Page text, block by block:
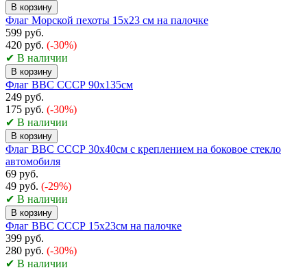
В корзину
Флаг Морской пехоты 15x23 см на палочке
599 руб.
420 руб. (-30%)
✔ В наличии
В корзину
Флаг ВВС СССР 90х135см
249 руб.
175 руб. (-30%)
✔ В наличии
В корзину
Флаг ВВС СССР 30х40см с креплением на боковое стекло
автомобиля
69 руб.
49 руб. (-29%)
✔ В наличии
В корзину
Флаг ВВС СССР 15х23см на палочке
399 руб.
280 руб. (-30%)
✔ В наличии